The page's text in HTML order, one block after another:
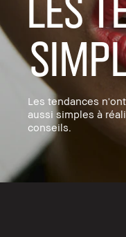
Les tendances
aussi simples à
conseils.